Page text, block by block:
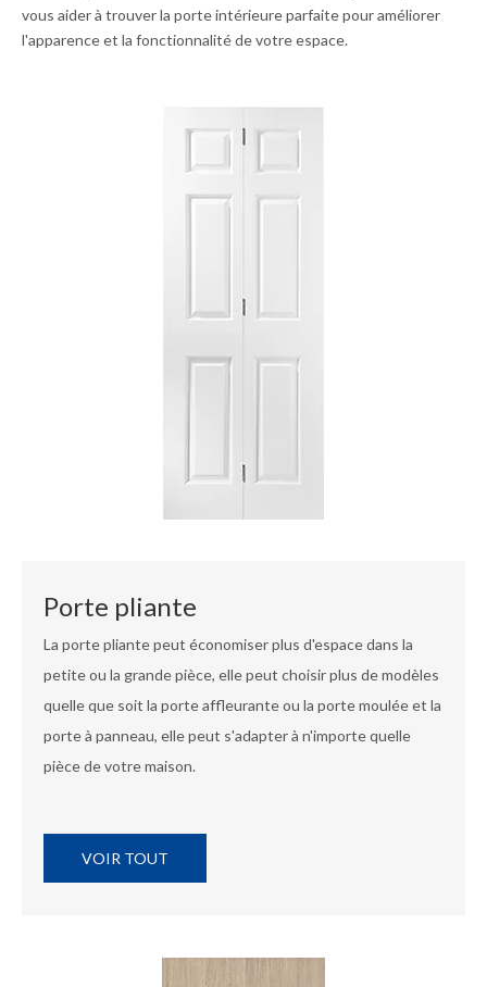
vous aider à trouver la porte intérieure parfaite pour améliorer
l'apparence et la fonctionnalité de votre espace.
Porte pliante
La porte pliante peut économiser plus d'espace dans la
petite ou la grande pièce, elle peut choisir plus de modèles
quelle que soit la porte affleurante ou la porte moulée et la
porte à panneau, elle peut s'adapter à n'importe quelle
pièce de votre maison.
VOIR TOUT